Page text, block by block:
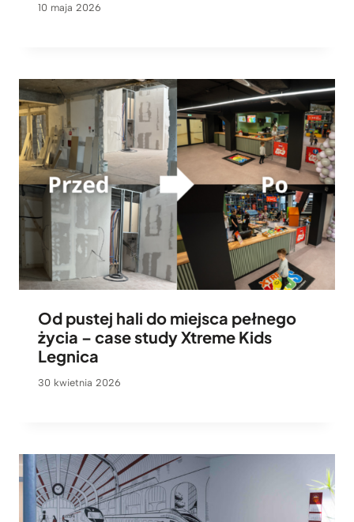
10 maja 2026
Od pustej hali do miejsca pełnego
życia – case study Xtreme Kids
Legnica
30 kwietnia 2026